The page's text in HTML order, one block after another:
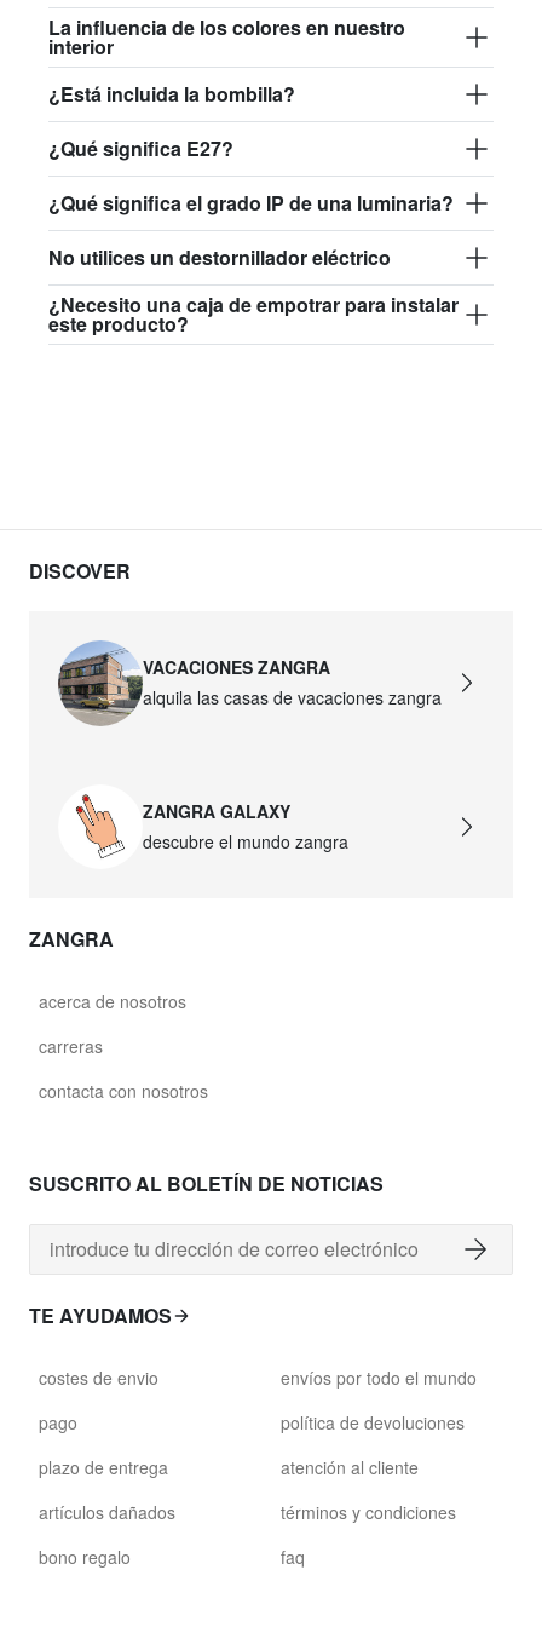
84,50 €
david.wa.br.glass017
glass017 - vidrio opalino
david.wa.br.glass018
glass018 - vidrio opalino
david.wa.br.glass019
87,50 €
david.wa.br.glass022
david.wa.br.glass023
glass027 - vidrio transparente
david.wa.br.glass028
glass029 - vidrio transparente
glass031 - vidrio transparente
89,00 €
david.wa.br.glass032
glass032 - vidrio ahumado
La influencia de los colores en nuestro
interior
¿Está incluida la bombilla?
¿Qué significa E27?
¿Qué significa el grado IP de una luminaria?
No utilices un destornillador eléctrico
¿Necesito una caja de empotrar para instalar
este producto?
DISCOVER
VACACIONES ZANGRA
alquila las casas de vacaciones zangra
ZANGRA GALAXY
descubre el mundo zangra
ZANGRA
acerca de nosotros
carreras
contacta con nosotros
SUSCRITO AL BOLETÍN DE NOTICIAS
TE AYUDAMOS
costes de envio
pago
plazo de entrega
artículos dañados
bono regalo
envíos por todo el mundo
política de devoluciones
atención al cliente
términos y condiciones
faq